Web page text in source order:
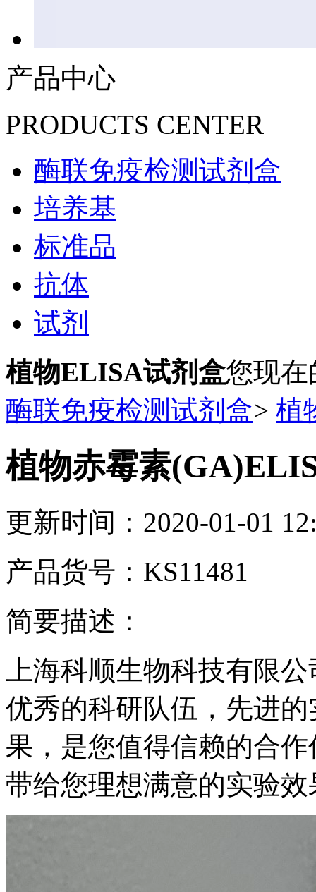
产品中心
PRODUCTS CENTER
酶联免疫检测试剂盒
培养基
标准品
抗体
试剂
植物ELISA试剂盒您现
酶联免疫检测试剂盒> 植
植物赤霉素
更新时间：2020-01-01
产品货号：KS11481
简要描述：
上海科顺生物科技有限
优秀的科研队伍，先进
果，是您值得信赖的合
带给您理想满意的实验效